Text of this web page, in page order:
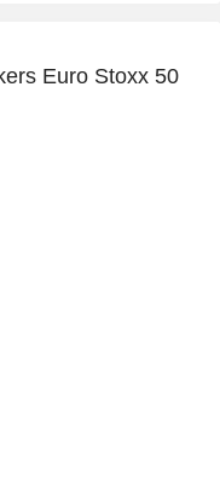
Euro Stoxx 50